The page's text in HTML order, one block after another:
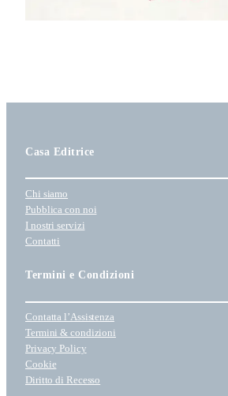
Casa Editrice
Chi siamo
Pubblica con noi
I nostri servizi
Contatti
Termini e Condizioni
Contatta l’Assistenza
Termini & condizioni
Privacy Policy
Cookie
Diritto di Recesso